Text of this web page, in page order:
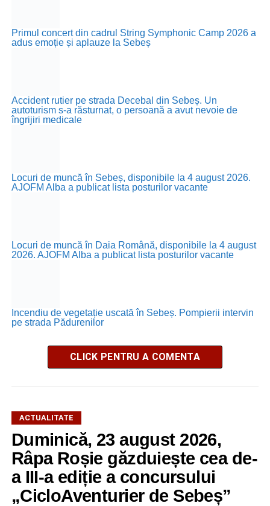
Primul concert din cadrul String Symphonic Camp 2026 a
adus emoție și aplauze la Sebeș
Accident rutier pe strada Decebal din Sebeș. Un
autoturism s-a răsturnat, o persoană a avut nevoie de
îngrijiri medicale
Locuri de muncă în Sebeș, disponibile la 4 august 2026.
AJOFM Alba a publicat lista posturilor vacante
Locuri de muncă în Daia Română, disponibile la 4 august
2026. AJOFM Alba a publicat lista posturilor vacante
Incendiu de vegetație uscată în Sebeș. Pompierii intervin
pe strada Pădurenilor
CLICK PENTRU A COMENTA
ACTUALITATE
Duminică, 23 august 2026,
Râpa Roșie găzduiește cea de-
a III-a ediție a concursului
„CicloAventurier de Sebeș”